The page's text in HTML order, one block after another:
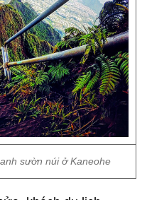
sườn núi ở Kaneohe